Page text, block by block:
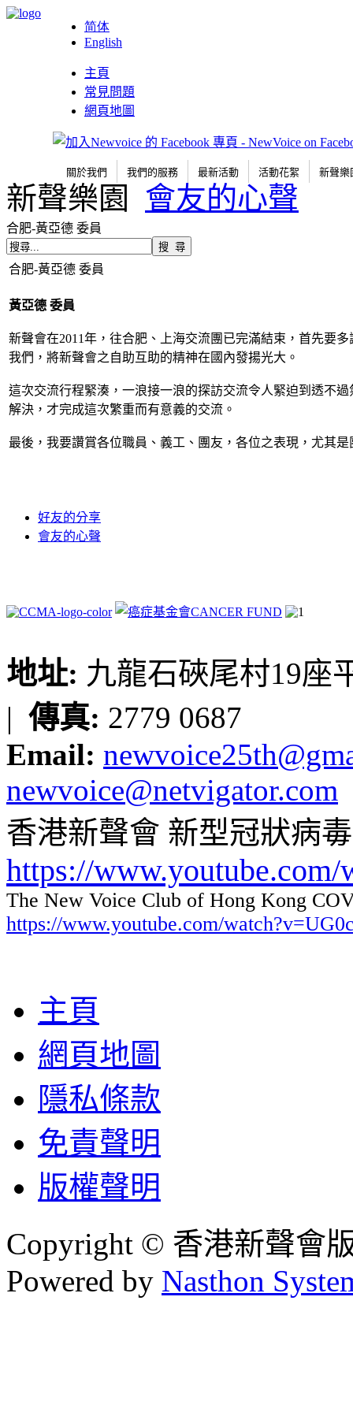
简体
English
主頁
常見問題
網頁地圖
關於我們 我們的服務 最新活動 活動花絮 新聲樂
新聲樂園 會友的心聲
合肥-黃亞德 委員
合肥-黃亞德 委員
黃亞德 委員
新聲會在2011年，往合肥、上海交流團已完滿結束，首先要
我們，將新聲會之自助互助的精神在國內發揚光大。
這次交流行程緊湊，一浪接一浪的探訪交流令人緊迫到透不
解決，才完成這次繁重而有意義的交流。
最後，我要讚賞各位職員、義工、團友，各位之表現，尤其
好友的分享
會友的心聲
地址: 九龍石硤尾村19座
| 傳真: 2779 0687
Email:
newvoice@netvigator.com
香港新聲會 新型冠狀病
https://
The New Voice Club of Hong Kong
https://www.youtube.com/
主頁
網頁地圖
隱私條款
免責聲明
版權聲明
Copyright © 香港新聲會
Powered by Nasthon